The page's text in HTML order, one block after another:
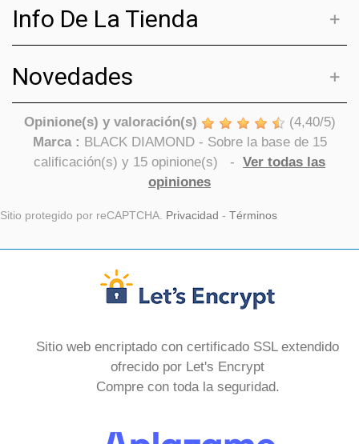
Info De La Tienda
Novedades
Opinione(s) y valoración(s) (4,40/5)
Marca : BLACK DIAMOND- Sobre la base de 15
calificación(s) y 15 opinione(s) - Ver todas las
opiniones
Sitio protegido por reCAPTCHA. Privacidad - Términos
Sitio web encriptado con certificado SSL extendido
ofrecido por Let's Encrypt
Compre con toda la seguridad.